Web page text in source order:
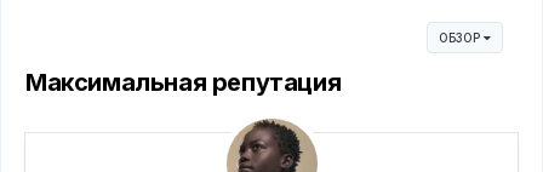
ОБЗОР
Максимальная репутация